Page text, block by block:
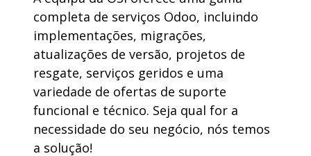
completa de serviços Odoo, incluindo
implementações, migrações,
atualizações de versão, projetos de
resgate, serviços geridos e uma
variedade de ofertas de suporte
funcional e técnico. Seja qual for a
necessidade do seu negócio, nós temos
a solução!